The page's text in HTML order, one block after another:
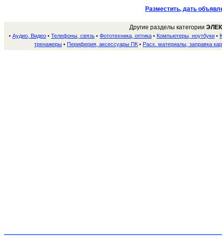
Разместить, дать
Другие разделы категории
• Аудио, Видео • Телефоны, связь • Фототехника, оптика • Компьютеры, ноутбуки •
тренажеры • Периферия, аксессуары ПК • Расх. материалы, заправка